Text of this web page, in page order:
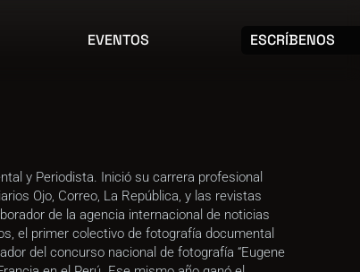
EVENTOS ESCRÍBENOS
y Periodista. Inició su carrera profesional
Ojo, Correo, La República, y las revistas
de la agencia internacional de noticias
el primer colectivo de fotografía documental
del concurso nacional de fotografía “Eugene